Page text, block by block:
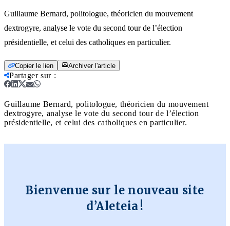
Guillaume Bernard, politologue, théoricien du mouvement
dextrogyre, analyse le vote du second tour de l’élection
présidentielle, et celui des catholiques en particulier.
Copier le lien Archiver l'article
Partager sur:
Guillaume Bernard, politologue, théoricien du mouvement
dextrogyre, analyse le vote du second tour de l’élection
présidentielle, et celui des catholiques en particulier.
Bienvenue sur le nouveau site
d’Aleteia !